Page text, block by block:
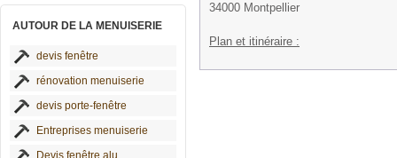
AUTOUR DE LA MENUISERIE
devis fenêtre
rénovation menuiserie
devis porte-fenêtre
Entreprises menuiserie
Devis fenêtre alu
34000 Montpellier
Plan et itinéraire :